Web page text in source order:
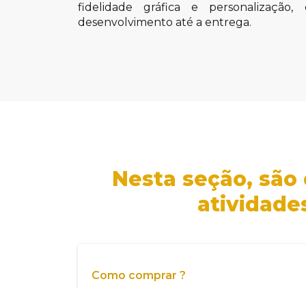
fidelidade gráfica e
desenvolvimento até a entrega.
Nesta seção,
Como comprar ?